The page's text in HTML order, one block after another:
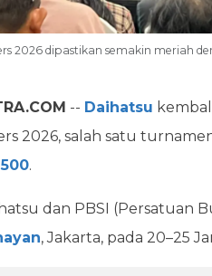
2026 dipastikan semakin meriah
-- Daihatsu
2026, salah satu
.
dan PBSI (Persatuan
, Jakarta, pada 20–25